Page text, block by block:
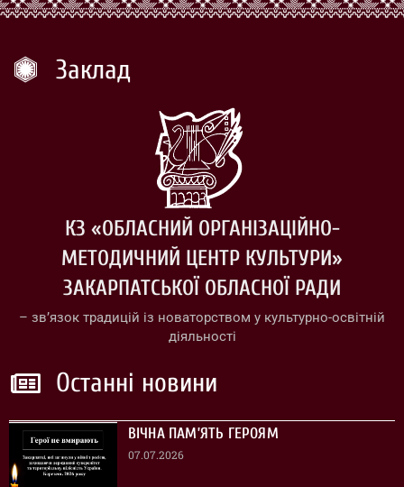
Заклад
КЗ «ОБЛАСНИЙ ОРГАНІЗАЦІЙНО-
МЕТОДИЧНИЙ ЦЕНТР КУЛЬТУРИ»
ЗАКАРПАТСЬКОЇ ОБЛАСНОЇ РАДИ
– зв’язок традицій із новаторством у культурно-освітній
діяльності
Останні новини
ВІЧНА ПАМ’ЯТЬ ГЕРОЯМ
07.07.2026